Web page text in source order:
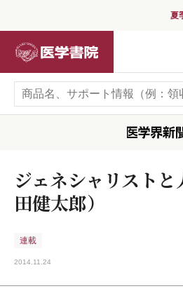
夏
ジェネシャリスト
田健太郎）
連載
2014.11.24